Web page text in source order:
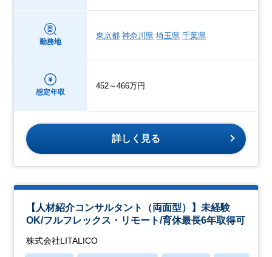
勤務地
東京都 神奈川県 埼玉県 千葉県
想定年収
452～466万円
詳しく見る
【人材紹介コンサルタント（両面型）】未経験
OK/フルフレックス・リモート/育休最長6年取得可
株式会社LITALICO